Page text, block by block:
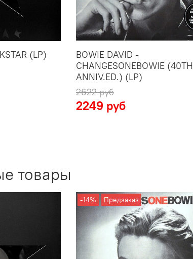
(LP)
BOWIE DAVID -
CHANGESONEBOWIE (40TH
ANNIV.ED.) (LP)
2622 руб
2249 руб
товары
-14% Предзаказ